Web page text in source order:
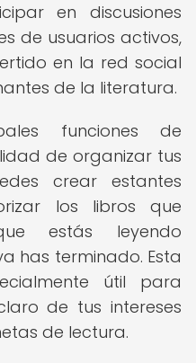
en discusiones
de usuarios activos,
en la red social
de la literatura.
funciones de
de organizar tus
crear estantes
los libros que
estás leyendo
has terminado. Esta
útil para
de tus intereses
de lectura.